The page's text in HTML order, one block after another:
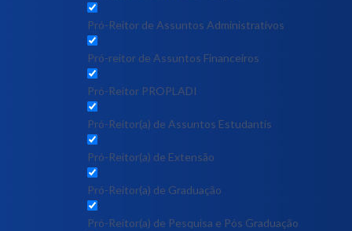
Pró-Reitor de Assuntos Administrativos
Pró-reitor de Assuntos Financeiros
Pró-Reitor PROPLADI
Pró-Reitor(a) de Assuntos Estudantis
Pró-Reitor(a) de Extensão
Pró-Reitor(a) de Graduação
Pró-Reitor(a) de Pesquisa e Pós Graduação